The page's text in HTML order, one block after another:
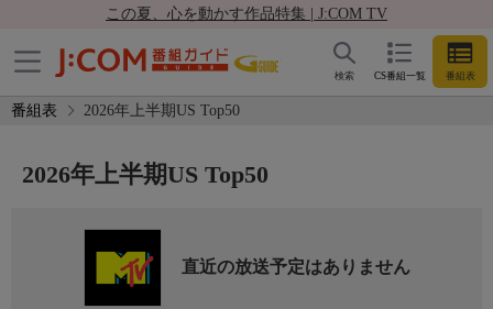
この夏、心を動かす作品特集 | J:COM TV
CS番組一覧 番組表
検索
番組表 2026年上半期US Top50
2026年上半期US Top50
直近の放送予定はありません